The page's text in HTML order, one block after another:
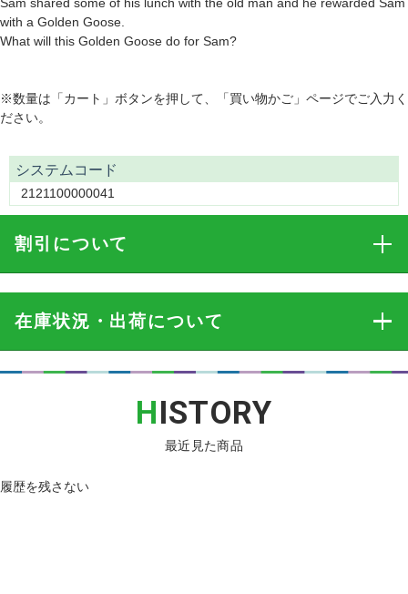
Sam shared some of his lunch with the old man and he rewarded Sam
with a Golden Goose.
What will this Golden Goose do for Sam?
※数量は「カート」ボタンを押して、「買い物かご」ページでご入力く
ださい。
システムコード
2121100000041
割引 について
在庫状況・出荷について
HISTORY
最近見た商品
履歴を残さない